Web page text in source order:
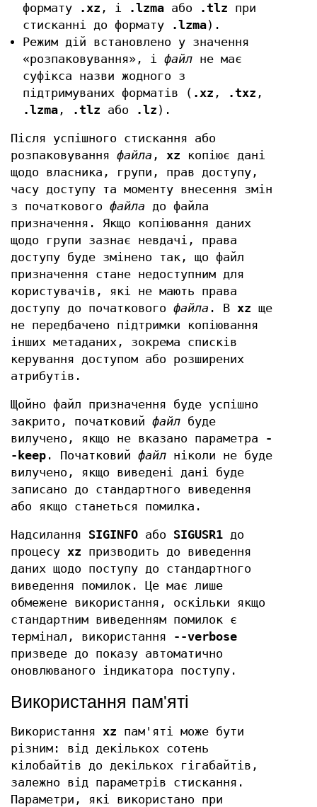
формату
.xz , і .lzmaабо .tlz при
стисканні до формату
.lzma).
Режим дій встановлено у значення
«розпаковування», і файлне має
суфікса назви жодного з
підтримуваних форматів ( .xz , .txz ,
.lzma, .tlz або .lz ).
Після успішного стискання або
розпаковування файла , xz копіює дані
щодо власника, групи, прав доступу,
часу доступу та моменту внесення змін
з початкового файла до файла
призначення. Якщо копіювання даних
щодо групи зазнає невдачі, права
доступу буде змінено так, що файл
призначення стане недоступним для
користувачів, які не мають права
доступу до початкового файла . В xz ще
не передбачено підтримки копіювання
інших метаданих, зокрема списків
керування доступом або розширених
атрибутів.
Щойно файл призначення буде успішно
закрито, початковий файл буде
вилучено, якщо не вказано параметра
-
-keep . Початковий файл ніколи не буде
вилучено, якщо виведені дані буде
записано до стандартного виведення
або якщо станеться помилка.
Надсилання SIGINFO або SIGUSR1 до
процесу xz призводить до виведення
даних щодо поступу до стандартного
виведення помилок. Це має лише
обмежене використання, оскільки якщо
стандартним виведенням помилок є
термінал, використання
--verbose
призведе до показу автоматично
оновлюваного індикатора поступу.
Використання пам'яті
Використання xz пам'яті може бути
різним: від декількох сотень
кілобайтів до декількох гігабайтів,
залежно від параметрів стискання.
Параметри, які використано при